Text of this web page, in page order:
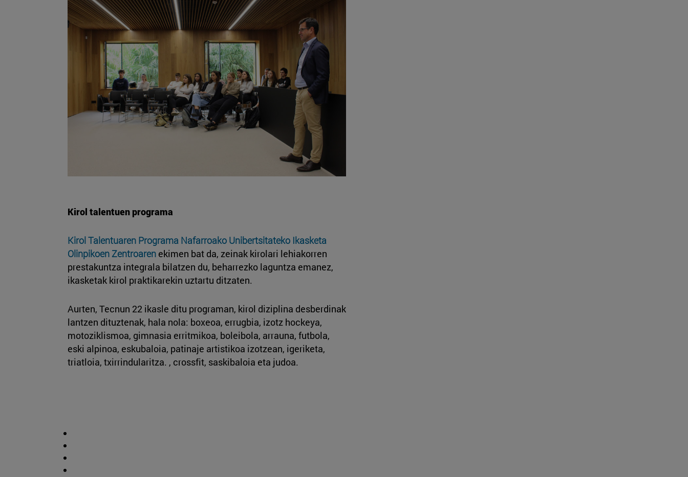
Kirol talentuen programa
Kirol Talentuaren Programa Nafarroako Unibertsitateko Ikasketa
Olinpikoen Zentroaren ekimen bat da, zeinak kirolari lehiakorren
prestakuntza integrala bilatzen du, beharrezko laguntza emanez,
ikasketak kirol praktikarekin uztartu ditzaten.
Aurten, Tecnun 22 ikasle ditu programan, kirol diziplina desberdinak
lantzen dituztenak, hala nola: boxeoa, errugbia, izotz hockeya,
motoziklismoa, gimnasia erritmikoa, boleibola, arrauna, futbola,
eski alpinoa, eskubaloia, patinaje artistikoa izotzean, igeriketa,
triatloia, txirrindularitza. , crossfit, saskibaloia eta judoa.